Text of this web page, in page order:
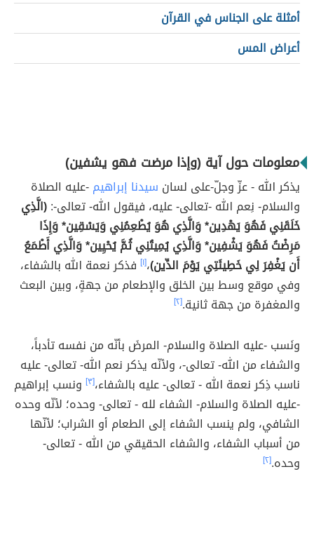
أمثلة على الجناس في القرآن
أعراض المس
معلومات حول آية (وإذا مرضت فهو يشفين)
يذكر الله - عزّ وجلّ-على لسان سيدنا إبراهيم-عليه الصلاة
والسلام- نِعم الله-تعالى- عليه، فيقول الله- تعالى-:(الَّذِي
خَلَقَنِي فَهُوَ يَهْدِين* وَالَّذِي هُوَ يُطْعِمُنِي وَيَسْقِين* وَإِذَا
مَرِضْتُ فَهُوَ يَشْفِين* وَالَّذِي يُمِيتُنِي ثُمَّ يُحْيِين* وَالَّذِي أَطْمَعُ
أَن يَغْفِرَ لِي خَطِيئَتِي يَوْمَ الدِّين)،[١] فذكر نعمة الله بالشفاء،
وفي موقع وسط بين الخلق والإطعام من جهةٍ، وبين البعث
والمغفرة من جهة ثانية.[٢]
ونَسب -عليه الصلاة والسلام- المرضَ بأنّه من نفسه تأدباً،
والشفاء من الله- تعالى-، ولأنّه يذكر نعم الله- تعالى- عليه
ناسب ذِكر نعمة الله - تعالى- عليه بالشفاء،[٣]
ونسب إبراهيم
-عليه الصلاة والسلام- الشفاء لله - تعالى- وحده؛ لأنّه وحده
الشافي، ولم ينسب الشفاء إلى الطعام أو الشراب؛ لأنّها
من أسباب الشفاء، والشفاء الحقيقي من الله - تعالى-
وحده.[٢]